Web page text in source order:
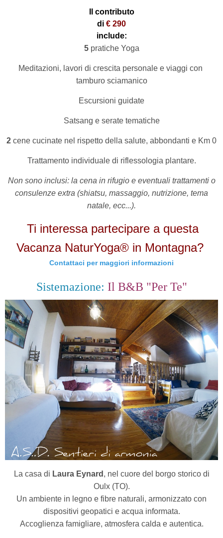
Il contributo
di € 290
include:
5pratiche Yoga
Meditazioni, lavori di crescita personale e viaggi con
tamburo sciamanico
Escursioni guidate
Satsang e serate tematiche
2 cene cucinate nel rispetto della salute, abbondanti e Km 0
Trattamento individuale di riflessologia plantare.
Non sono inclusi: la cena in rifugio e eventuali trattamenti o
consulenze extra (shiatsu, massaggio, nutrizione, tema
natale, ecc...).
Ti interessa partecipare a questa
Vacanza NaturYoga® in Montagna?
Contattaci per maggiori informazioni
Sistemazione: Il B&B "Per Te"
La casa di Laura Eynard , nel cuore del borgo storico di
Oulx (TO).
Un ambiente in legno e fibre naturali, armonizzato con
dispositivi geopatici e acqua informata.
Accoglienza famigliare, atmosfera calda e autentica.